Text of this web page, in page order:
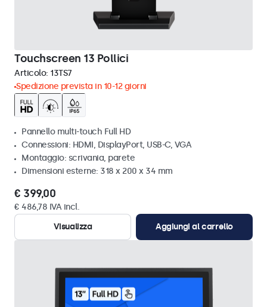
Touchscreen 13 Pollici
Articolo: 13TS7
Spedizione prevista in 10-12 giorni
Pannello multi-touch Full HD
Connessioni: HDMI, DisplayPort, USB-C, VGA
Montaggio: scrivania, parete
Dimensioni esterne: 318 x 200 x 34 mm
€ 399,00
€ 486,78 IVA incl.
Visualizza
Aggiungi al carrello